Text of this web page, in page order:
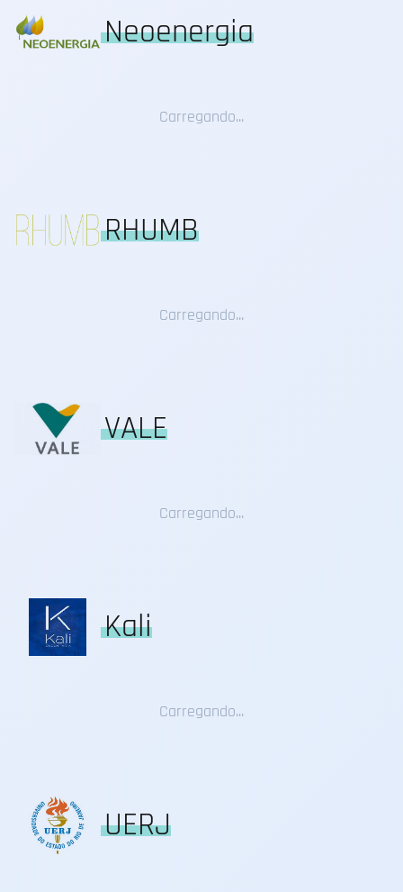
Neoenergia
Carregando...
RHUMB
Carregando...
VALE
Carregando...
Kali
Carregando...
UERJ